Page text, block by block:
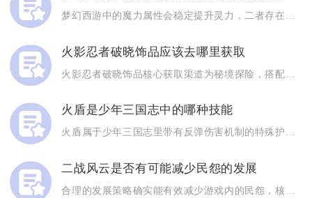
火影忍者破晓饰品应该去哪里获取
火盾是少年三国志中的哪种技能
火盾属于少年三国志里带有反弹伤害机制的特殊护盾类增益状态，可...
二战风云是否有可能减少民怨的发展